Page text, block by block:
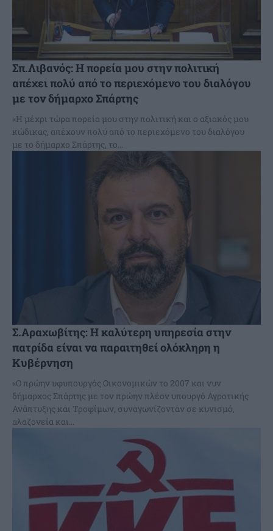
Σπ.Λιβανός: Η πορεία μου στην πολιτική
απέχει πολύ από το περιεχόμενο του διαλόγου
με τον δήμαρχο Σπάρτης
«Η μέχρι τώρα πορεία μου στην πολιτική και ο αξιακός μου
κώδικας, απέχουν πολύ από το περιεχόμενο του διαλόγου
με το δήμαρχο Σπάρτης, το...
Σ.Αραχωβίτης: Η καλύτερη υπηρεσία στην
πατρίδα είναι να παραιτηθεί ολόκληρη η
Κυβέρνηση
«Ο πρώην υφυπουργός Οικονομικών το 2007 και νυν
δήμαρχος Σπάρτης με τον πρώην πλέον υπουργό Αγροτικής
Ανάπτυξης και Τροφίμων, συναγωνίζονταν σε κυνισμό,
αλαζονεία και...